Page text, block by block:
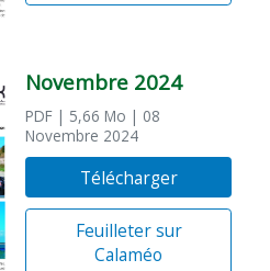
Novembre 2024
PDF | 5,66 Mo | 08
Novembre 2024
Télécharger
Feuilleter sur
Calaméo